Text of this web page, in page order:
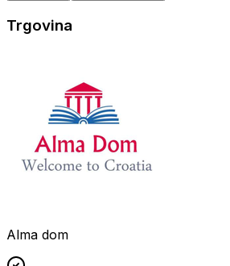
Trgovina
Alma dom